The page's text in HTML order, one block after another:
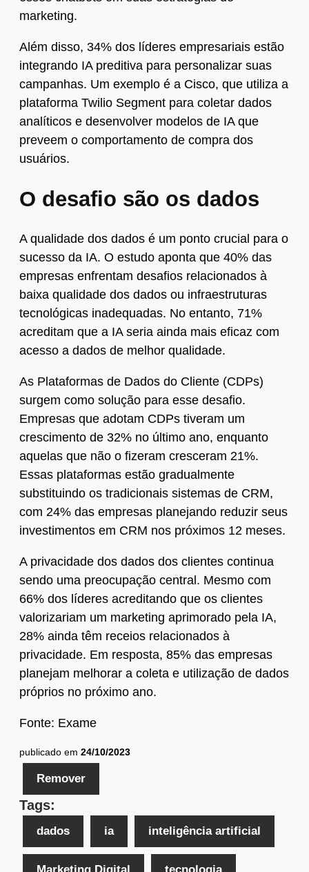
marketing.
Além disso, 34% dos líderes empresariais estão
integrando IA preditiva para personalizar suas
campanhas. Um exemplo é a Cisco, que utiliza a
plataforma Twilio Segment para coletar dados
analíticos e desenvolver modelos de IA que
preveem o comportamento de compra dos
usuários.
O desafio são os dados
A qualidade dos dados é um ponto crucial para o
sucesso da IA. O estudo aponta que 40% das
empresas enfrentam desafios relacionados à
baixa qualidade dos dados ou infraestruturas
tecnológicas inadequadas. No entanto, 71%
acreditam que a IA seria ainda mais eficaz com
acesso a dados de melhor qualidade.
As Plataformas de Dados do Cliente (CDPs)
surgem como solução para esse desafio.
Empresas que adotam CDPs tiveram um
crescimento de 32% no último ano, enquanto
aquelas que não o fizeram cresceram 21%.
Essas plataformas estão gradualmente
substituindo os tradicionais sistemas de CRM,
com 24% das empresas planejando reduzir seus
investimentos em CRM nos próximos 12 meses.
A privacidade dos dados dos clientes continua
sendo uma preocupação central. Mesmo com
66% dos líderes acreditando que os clientes
valorizariam um marketing aprimorado pela IA,
28% ainda têm receios relacionados à
privacidade. Em resposta, 85% das empresas
planejam melhorar a coleta e utilização de dados
próprios no próximo ano.
Fonte: Exame
publicado em 24/10/2023
Remover
Tags:
dados ia inteligência artificial